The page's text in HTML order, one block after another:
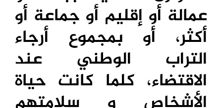
عمالة أو إقليم أو جماعة أو
أكثر، أو بمجموع أرجاء
التراب الوطني عند
الاقتضاء، كلما كانت حياة